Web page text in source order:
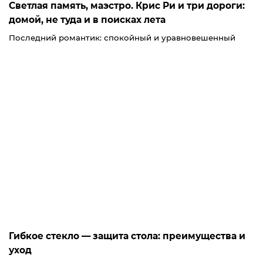
Светлая память, маэстро. Крис Ри и три дороги:
домой, не туда и в поисках лета
Последний романтик: спокойный и уравновешенный
Гибкое стекло — защита стола: преимущества и
уход